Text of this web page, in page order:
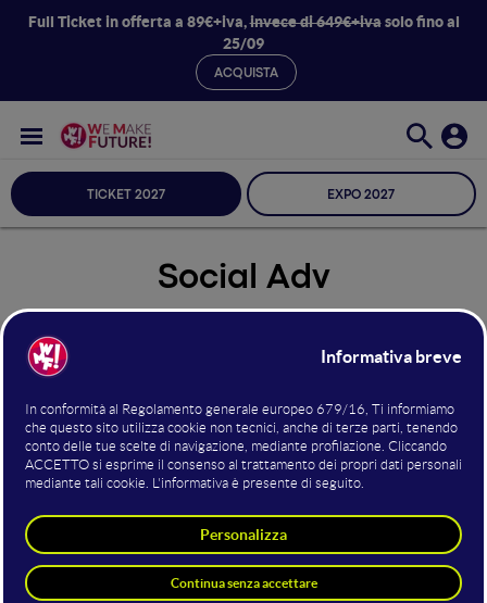
Full Ticket in offerta a 89€+iva,invece di 649€+ivasolo fino al
25/09
ACQUISTA
TICKET 2027 EXPO 2027
Social Adv
Seleziona Sala
Social Adv
In questo stage, esperti hanno svelato le strategie per
massimizzare l'impatto delle campagne pubblicitarie sui
social media. Un'immersione nelle ultime tendenze,
dall'automazione all'AI, per ottimizzare il targeting, il budget